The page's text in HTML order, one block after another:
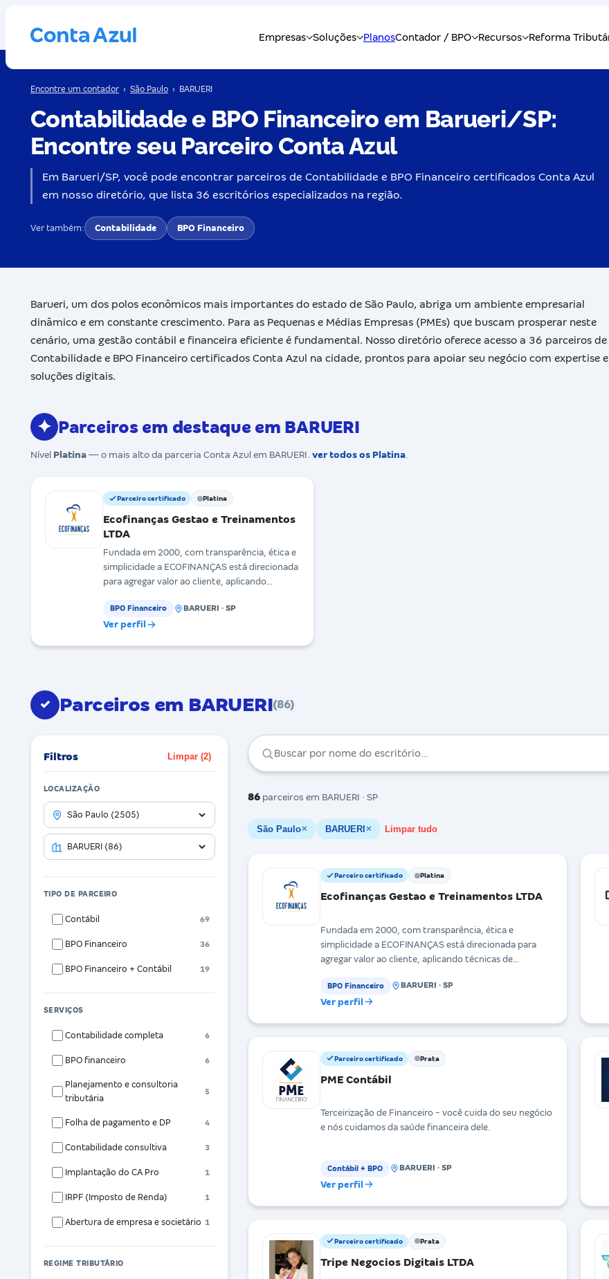
Encontre um contador › São Paulo › BARUERI
Contabilidade e BPO Financeiro em Barueri/SP:
Encontre seu Parceiro Conta Azul
Em Barueri/SP, você pode encontrar parceiros de Contabilidade e BPO Financeiro certificados Conta Azul
em nosso diretório, que lista 36 escritórios especializados na região.
Ver também: Contabilidade BPO Financeiro
Barueri, um dos polos econômicos mais importantes do estado de São Paulo, abriga um ambiente empresarial
dinâmico e em constante crescimento. Para as Pequenas e Médias Empresas (PMEs) que buscam prosperar neste
cenário, uma gestão contábil e financeira eficiente é fundamental. Nosso diretório oferece acesso a 36 parceiros de
Contabilidade e BPO Financeiro certificados Conta Azul na cidade, prontos para apoiar seu negócio com expertise e
soluções digitais.
✦ Parceiros em destaque em BARUERI
Nível Platina — o mais alto da parceria Conta Azul em BARUERI. ver todos os Platina.
Parceiro certificado Platina
Ecofinanças Gestao e Treinamentos
LTDA
Fundada em 2000, com transparência, ética e
simplicidade a ECOFINANÇAS está direcionada
para agregar valor ao cliente, aplicando
BPO Financeiro BARUERI · SP
Ver perfil
✓ Parceiros em BARUERI(86)
Filtros Limpar (2)
LOCALIZAÇÃO
TIPO DE PARCEIRO
Contábil 69
BPO Financeiro 36
BPO Financeiro + Contábil 19
SERVIÇOS
Contabilidade completa 6
BPO financeiro 6
Planejamento e consultoria
tributária
5
Folha de pagamento e DP 4
Contabilidade consultiva 3
Implantação do CA Pro 1
IRPF (Imposto de Renda) 1
Abertura de empresa e societário 1
REGIME TRIBUTÁRIO
86 parceiros em BARUERI · SP
São Paulo✕ BARUERI ✕ Limpar tudo
Parceiro certificado Platina
Ecofinanças Gestao e Treinamentos LTDA
Fundada em 2000, com transparência, ética e
simplicidade a ECOFINANÇAS está direcionada para
agregar valor ao cliente, aplicando técnicas de
BPO Financeiro BARUERI · SP
Ver perfil
Parceiro certificado Prata
PME Contábil
Terceirização de Financeiro - você cuida do seu negócio
e nós cuidamos da saúde financeira dele.
Contábil + BPO BARUERI · SP
Ver perfil
Parceiro certificado Prata
Tripe Negocios Digitais LTDA